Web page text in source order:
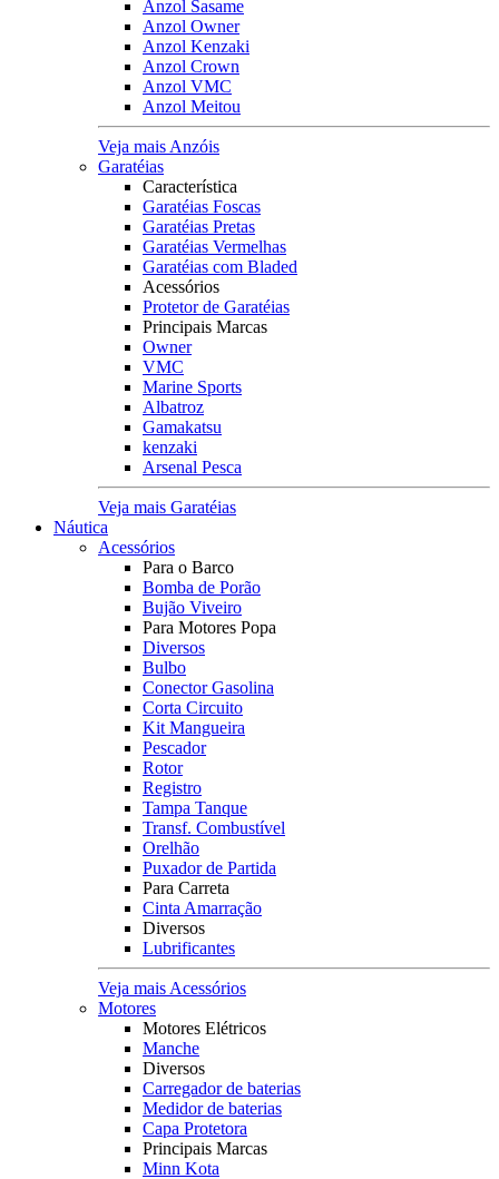
Anzol Sasame
Anzol Owner
Anzol Kenzaki
Anzol Crown
Anzol VMC
Anzol Meitou
Veja mais Anzóis
Garatéias
Característica
Garatéias Foscas
Garatéias Pretas
Garatéias Vermelhas
Garatéias com Bladed
Acessórios
Protetor de Garatéias
Principais Marcas
Owner
VMC
Marine Sports
Albatroz
Gamakatsu
kenzaki
Arsenal Pesca
Veja mais Garatéias
Náutica
Acessórios
Para o Barco
Bomba de Porão
Bujão Viveiro
Para Motores Popa
Diversos
Bulbo
Conector Gasolina
Corta Circuito
Kit Mangueira
Pescador
Rotor
Registro
Tampa Tanque
Transf. Combustível
Orelhão
Puxador de Partida
Para Carreta
Cinta Amarração
Diversos
Lubrificantes
Veja mais Acessórios
Motores
Motores Elétricos
Manche
Diversos
Carregador de baterias
Medidor de baterias
Capa Protetora
Principais Marcas
Minn Kota